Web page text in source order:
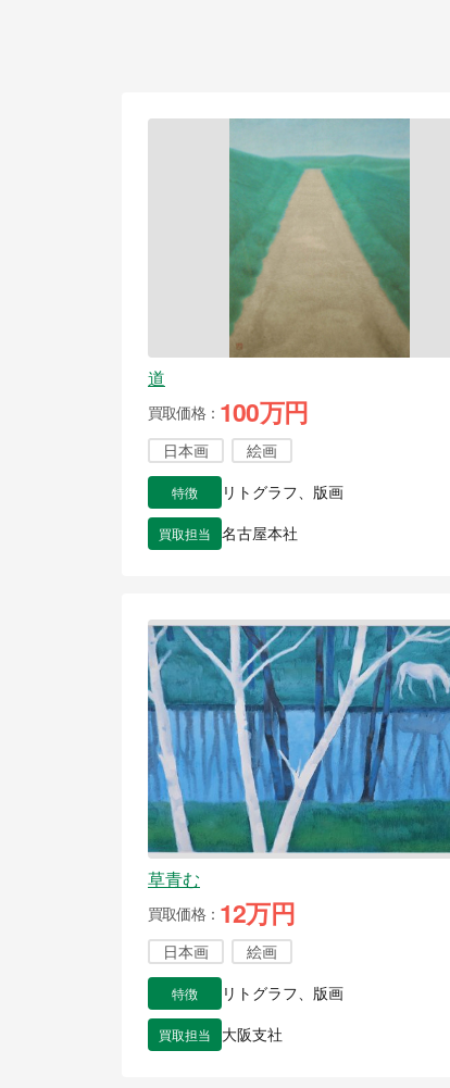
道
買取価格 100万円
日本画 絵画
特徴 リトグラフ、版画
買取担当 名古屋本社
草青む
買取価格 12万円
日本画 絵画
特徴 リトグラフ、版画
買取担当 大阪支社